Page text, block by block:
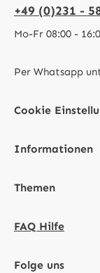
+49 (0)231 -
Mo-Fr 08:00 -
Per Whatsapp
Cookie
Informationen
Themen
FAQ Hilfe
Folge uns